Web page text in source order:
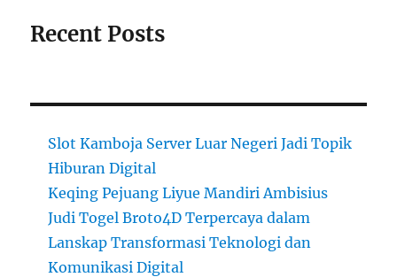
Recent Posts
Slot Kamboja Server Luar Negeri Jadi Topik
Hiburan Digital
Keqing Pejuang Liyue Mandiri Ambisius
Judi Togel Broto4D Terpercaya dalam
Lanskap Transformasi Teknologi dan
Komunikasi Digital